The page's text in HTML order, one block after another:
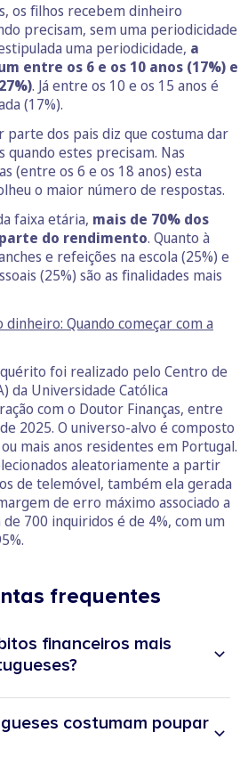
os filhos recebem dinheiro
precisam, sem uma periodicidade
uma periodicidade, a
entre os 6 e os 10 anos (17%) e
. Já entre os 10 e os 15 anos é
(17%).
parte dos pais diz que costuma dar
quando estes precisam. Nas
(entre os 6 e os 18 anos) esta
o maior número de respostas.
faixa etária, mais de 70% dos
do rendimento. Quanto à
e refeições na escola (25%) e
(25%) são as finalidades mais
dinheiro: Quando começar com a
foi realizado pelo Centro de
da Universidade Católica
com o Doutor Finanças, entre
2025. O universo-alvo é composto
mais anos residentes em Portugal.
aleatoriamente a partir
de telemóvel, também ela gerada
de erro máximo associado a
700 inquiridos é de 4%, com um
frequentes
financeiros mais
61%costumam poupar